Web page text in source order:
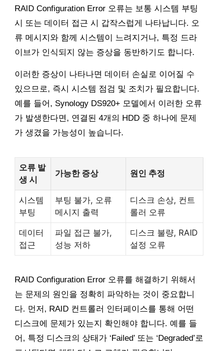
RAID Configuration Error 오류는 보통 시스템 부팅
시 또는 데이터 접근 시 갑작스럽게 나타납니다. 오
류 메시지와 함께 시스템이 느려지거나, 특정 드라
이브가 인식되지 않는 증상을 동반하기도 합니다.
이러한 증상이 나타나면 데이터 손실로 이어질 수
있으므로, 즉시 시스템 점검 및 조치가 필요합니다.
예를 들어, Synology DS920+ 모델에서 이러한 오류
가 발생한다면, 연결된 4개의 HDD 중 하나에 문제
가 생겼을 가능성이 높습니다.
오류 발
생 시
가능한 증상 원인 추정
시스템
부팅
부팅 불가, 오류
메시지 출력
디스크 손상, 컨트
롤러 오류
데이터
접근
파일 접근 불가,
성능 저하
디스크 불량, RAID
설정 오류
RAID Configuration Error 오류를 해결하기 위해서
는 문제의 원인을 정확히 파악하는 것이 중요합니
다. 먼저, RAID 컨트롤러 인터페이스를 통해 어떤
디스크에 문제가 있는지 확인해야 합니다. 예를 들
어, 특정 디스크의 상태가 ‘Failed’ 또는 ‘Degraded’로